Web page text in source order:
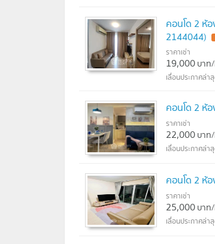
คอนโด 2 ห้
2144044)
ราคาเช่า
19,000บาท
คอนโด 2 ห้อ
ราคาเช่า
22,000บาท
คอนโด 2 ห้อ
ราคาเช่า
25,000บาท